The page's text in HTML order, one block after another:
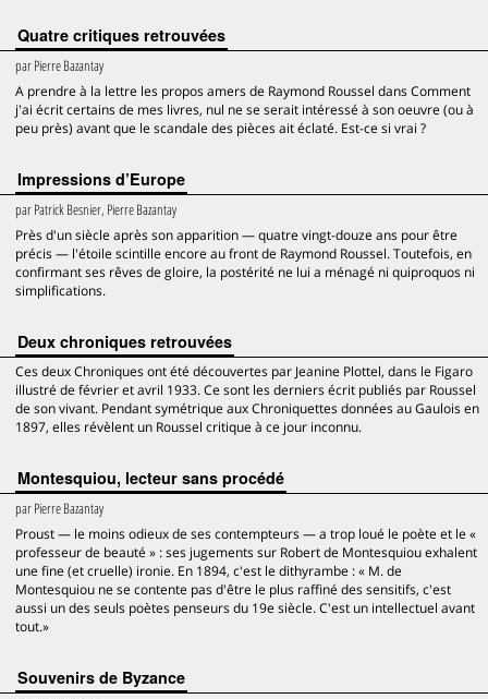
Quatre critiques retrouvées
parPierre Bazantay
A prendre à la lettre les propos amers de Raymond Roussel dans Comment
j'ai écrit certains de mes livres, nul ne se serait intéressé à son oeuvre (ou à
peu près) avant que le scandale des pièces ait éclaté. Est-ce si vrai ?
Impressions d’Europe
parPatrick Besnier, Pierre Bazantay
Près d'un siècle après son apparition — quatre vingt-douze ans pour être
précis — l'étoile scintille encore au front de Raymond Roussel. Toutefois, en
confirmant ses rêves de gloire, la postérité ne lui a ménagé ni quiproquos ni
simplifications.
Deux chroniques retrouvées
Ces deux Chroniques ont été découvertes par Jeanine Plottel, dans le Figaro
illustré de février et avril 1933. Ce sont les derniers écrit publiés par Roussel
de son vivant. Pendant symétrique aux Chroniquettes données au Gaulois en
1897, elles révèlent un Roussel critique à ce jour inconnu.
Montesquiou, lecteur sans procédé
parPierre Bazantay
Proust — le moins odieux de ses contempteurs — a trop loué le poète et le «
professeur de beauté » : ses jugements sur Robert de Montesquiou exhalent
une fine (et cruelle) ironie. En 1894, c'est le dithyrambe : « M. de
Montesquiou ne se contente pas d'être le plus raffiné des sensitifs, c'est
aussi un des seuls poètes penseurs du 19e siècle. C'est un intellectuel avant
tout.»
Souvenirs de Byzance